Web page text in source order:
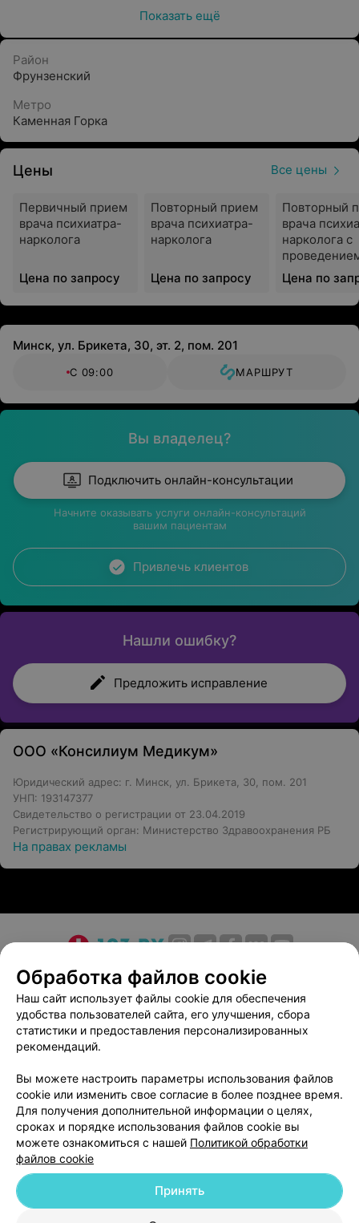
Преимущества
Ежедневный приём
Комплексный и персональный подход к каждому
Обращаем ваше внимание, что обязательна
консультация специалиста: рекламируемые
противопоказания и побочные реакции.
Показать ещё
Район
Фрунзенский
Метро
Каменная Горка
Цены Все цены
Первичный прием
врача психиатра-
нарколога
Цена по запросу
Повторный прием
врача психиатра-
нарколога
Цена по запросу
Повторный
врача
нарколога с
лечения в
условиях
Цена по
Минск, ул. Брикета, 30, эт. 2, пом. 201
С 09:00 МАРШРУТ
Вы владелец?
Подключить онлайн-консультации
Начните оказывать услуги онлайн-консультаций
вашим пациентам
Привлечь клиентов
Нашли ошибку?
Предложить исправление
ООО «Консилиум Медикум»
Юридический адрес: г. Минск, ул. Брикета, 30, пом. 201
УНП: 193147377
Свидетельство о регистрации от 23.04.2019
Регистрирующий орган: Министерство Здравоохранения РБ
На правах рекламы
О проекте Новости проекта
Размещение рекламы
Медицинский маркетинг
Публичный договор
Пользовательское соглашение
Способы оплаты
Вакансии
Партнеры
Написать в поддержку
Персональные настройки cookie
Обработка персональных данных
Обработка файлов cookie
Наш сайт использует файлы cookie для обеспечения
удобства пользователей сайта, его улучшения, сбора
статистики и предоставления персонализированных
рекомендаций.
Вы можете настроить параметры использования файлов
cookie или изменить свое согласие в более позднее время.
Для получения дополнительной информации о целях,
сроках и порядке использования файлов cookie вы
можете ознакомиться с нашей Политикой обработки
файлов cookie
Принять